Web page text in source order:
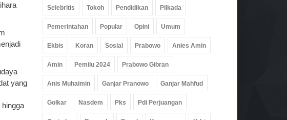
yang
Selebritis Tokoh Pendidikan Pilkada
Pemerintahan Popular Opini Umum
Ekbis Koran Sosial Prabowo Anies Amin
Amin Pemilu 2024 Prabowo Gibran
Anis Muhaimin Ganjar Pranowo Ganjar Mahfud
Golkar Nasdem Pks Pdi Perjuangan